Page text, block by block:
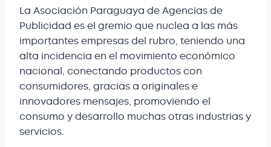
La Asociación Paraguaya de Agencias de
Publicidad es el gremio que nuclea a las más
importantes empresas del rubro, teniendo una
alta incidencia en el movimiento económico
nacional, conectando productos con
consumidores, gracias a originales e
innovadores mensajes, promoviendo el
consumo y desarrollo muchas otras industrias y
servicios.